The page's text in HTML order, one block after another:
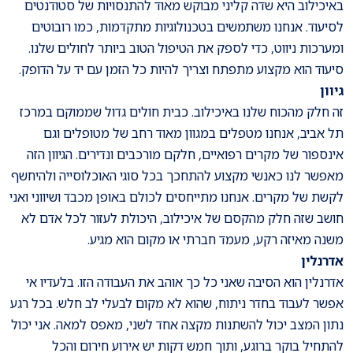
באיכילוב היא שדה קליני מבוקש מאוד להתנסויות של סטודנטים
לסיעוד. אנחנו משתמשים בטכנולוגיות מתקדמות, כמו רובוטים
ומערכות ניווט, כדי לספק את הטיפול הטוב ביותר לחולים שלנו.
סיעוד הוא מקצוע מתפתח וצריך להיות כל הזמן עם יד על הדופק.
גיוון
זה חלק מהכוח שלנו באיכילוב. כבית חולים גדול שממוקם במרכז
תל אביב, אנחנו מטפלים במגוון מאוד רחב של מטופלים וגם
אינספור של מקרים רפואיים, חלקם מורכבים ונדירים. הגיוון הזה
מאפשר לנו כאנשי מקצוע להתחכך בכל סוגי האוכלוסייה ולהיחשף
לקשת של מקרים. אנחנו מתייחסים לכולם באופן מכבד ושיווני ואני
חושב שזה חלק מהקסם של איכילוב, היכולת לעזור לכל אדם לא
משנה מאיזה רקע, מעמד חברתי או מקום הוא מגיע.
אדרנלין
אדרנלין הוא הסיבה שאני כל כך אוהב את העבודה הזו. בלעדיו אי
אפשר לעבוד בחדר ניתוח, שהוא לא מקום לבעלי לב חלש. בכל רגע
נתון המצב יכול להשתנות מקצה אחד לשני, מאפס למאה. אני יכול
להתחיל בוקר ברוגע, ותוך חמש דקות יש אירוע חירום והכל